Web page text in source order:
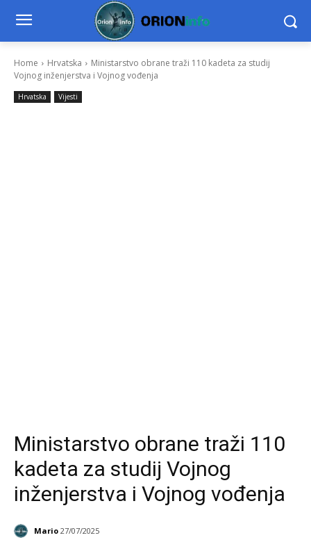
Home Hrvatska
Ministarstvo obrane traži 110 kadeta za studij
Vojnog inženjerstva i Vojnog vođenja
Hrvatska Vijesti
Ministarstvo obrane traži 110
kadeta za studij Vojnog
inženjerstva i Vojnog vođenja
Mario 27/07/2025